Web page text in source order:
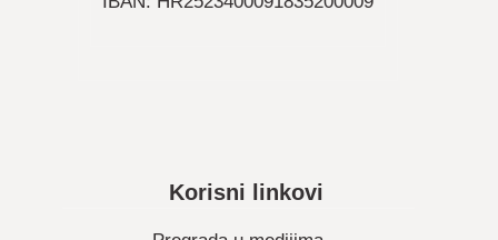
Korisni linkovi